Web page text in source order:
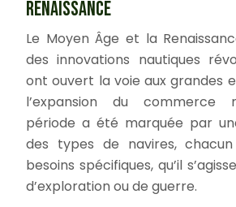
RENAISSANCE
Le Moyen Âge et la
des innovations nautiques
ont ouvert la voie aux grandes
l’expansion du commerce
période a été marquée par
des types de navires,
besoins spécifiques, qu’il
d’exploration ou de guerre.